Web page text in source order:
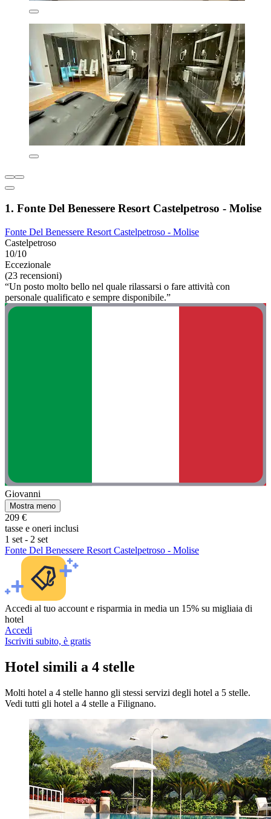
1. Fonte Del Benessere Resort Castelpetroso - Molise
Fonte Del Benessere Resort Castelpetroso - Molise
Castelpetroso
10/10
Eccezionale
(23 recensioni)
“Un posto molto bello nel quale rilassarsi o fare attività con
personale qualificato e sempre disponibile.”
Giovanni
Mostra meno
209 €
tasse e oneri inclusi
1 set - 2 set
Fonte Del Benessere Resort Castelpetroso - Molise
Accedi al tuo account e risparmia in media un 15% su migliaia di
hotel
Accedi
Iscriviti subito, è gratis
Hotel simili a 4 stelle
Molti hotel a 4 stelle hanno gli stessi servizi degli hotel a 5 stelle.
Vedi tutti gli hotel a 4 stelle a Filignano.